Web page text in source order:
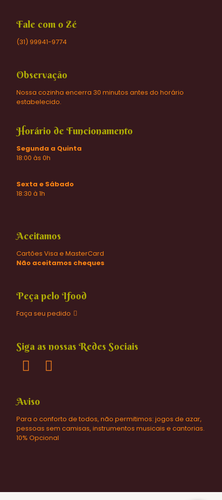
Fale com o Zé
(31) 99941-9774
Observação
Nossa cozinha encerra 30 minutos antes do horário
estabelecido.
Horário de Funcionamento
Segunda a Quinta
18:00 às 0h
Sexta e Sábado
18:30 à 1h
Aceitamos
Cartões Visa e MasterCard
Não aceitamos cheques
Peça pelo Ifood
Faça seu pedido
Siga as nossas Redes Sociais
Aviso
Para o conforto de todos, não permitimos: jogos de azar,
pessoas sem camisas, instrumentos musicais e cantorias.
10% Opcional